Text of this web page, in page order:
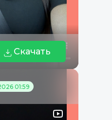
Скачать
01:59